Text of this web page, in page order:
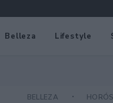
Belleza Lifestyle
BELLEZA